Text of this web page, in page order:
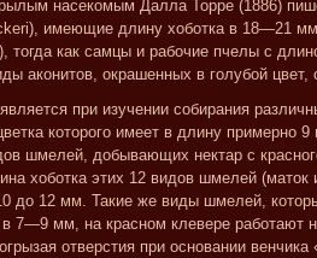
насекомым Далла Торре (1886)
имеющие длину хоботка в 18—21
тогда как самцы и рабочие пчелы с
аконитов, окрашенных в голубой цвет,
при изучении собирания
которого имеет в длину
шмелей, добывающих нектар с
хоботка этих 12 видов шмелей
до 12 мм. Такие же виды шмелей,
в 7—9 мм, на красном клевере работают
отверстия при основании